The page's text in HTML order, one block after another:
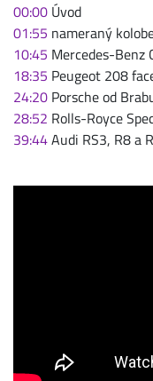
00:00 Úvod
01:55 nameraný
10:45 Mercedes-Benz
18:35 Peugeot 208
24:20 Porsche od
28:52 Rolls-Royce
39:44Audi RS3, R8 a